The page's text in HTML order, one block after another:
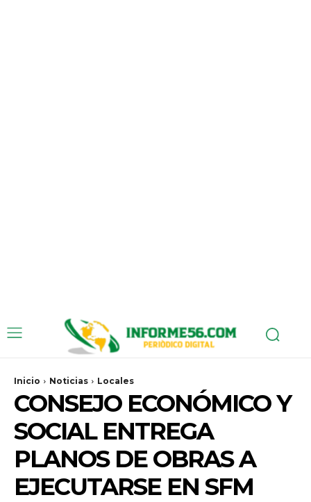
Inicio Noticias Locales
CONSEJO ECONÓMICO Y
SOCIAL ENTREGA
PLANOS DE OBRAS A
EJECUTARSE EN SFM